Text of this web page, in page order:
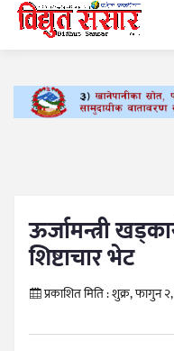
ऊर्जामन्त्री
शिष्टाचार भेट
प्रकाशित मिति :शुक्र, फागुन